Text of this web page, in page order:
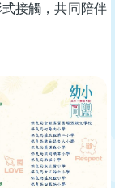
接觸，共同陪伴